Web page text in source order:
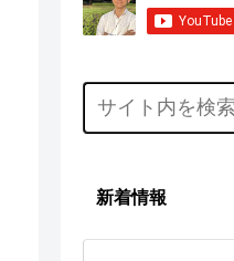
新着情報